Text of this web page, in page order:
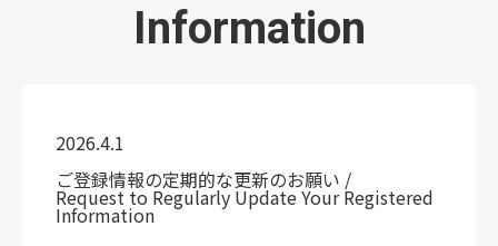
Information
2026.4.1
ご登録情報の定期的な更新のお願い /
Request to Regularly Update Your Registered
Information